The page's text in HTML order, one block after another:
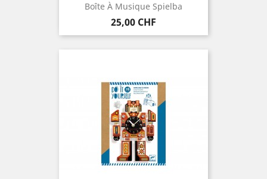
Boîte À Musique Spielba
Preis
25,00 CHF